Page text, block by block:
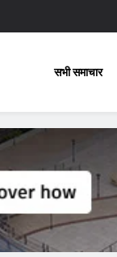
सभी समाचार